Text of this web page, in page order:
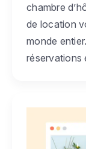
chambre
de location
monde
réservations